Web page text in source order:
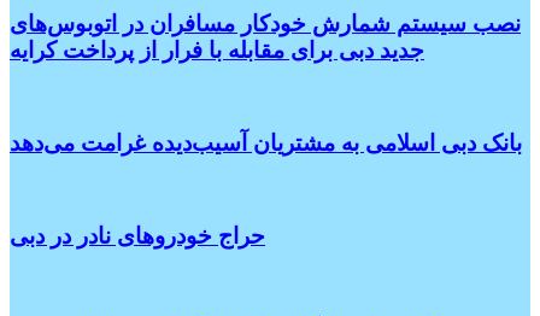
نصب سیستم شمارش خودکار مسافران در اتوبوس‌های
جدید دبی برای مقابله با فرار از پرداخت کرایه
بانک دبی اسلامی به مشتریان آسیب‌دیده غرامت می‌دهد
حراج خودروهای نادر در دبی